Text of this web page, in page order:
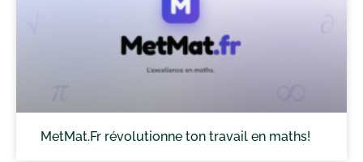
MetMat.Fr révolutionne ton travail en maths!